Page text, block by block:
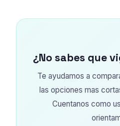
¿No sabes que
Te ayudamos a
las opciones mas
Cuentanos como